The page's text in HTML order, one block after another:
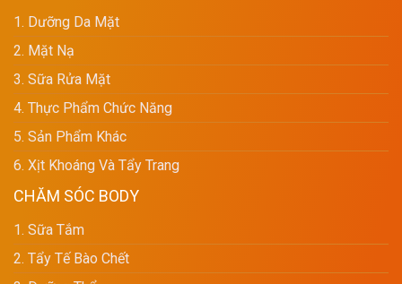
1. Dưỡng Da Mặt
2. Mặt Nạ
3. Sữa Rửa Mặt
4. Thực Phẩm Chức Năng
5. Sản Phẩm Khác
6. Xịt Khoáng Và Tẩy Trang
CHĂM SÓC BODY
1. Sữa Tắm
2. Tẩy Tế Bào Chết